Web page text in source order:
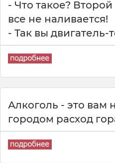
- Что такое?
все не наливается!
- Так вы двигатель-
Алкоголь - это вам
городом расход